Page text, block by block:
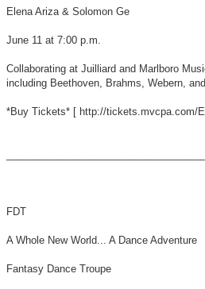
Elena Ariza & Solomon Ge
June 11 at 7:00 p.m.
Collaborating at Juilliard and Marlboro
including Beethoven, Brahms, Webern,
*Buy Tickets* [ http://tickets.mvcpa.com/
FDT
A Whole New World... A Dance Adventure
Fantasy Dance Troupe